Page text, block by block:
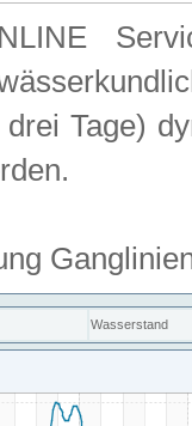
Tage)